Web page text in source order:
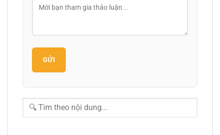
GỬI